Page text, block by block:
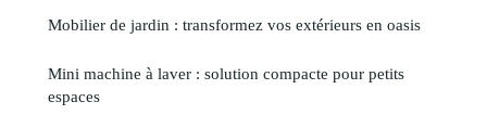
Mobilier de jardin : transformez vos extérieurs en oasis
Mini machine à laver : solution compacte pour petits
espaces